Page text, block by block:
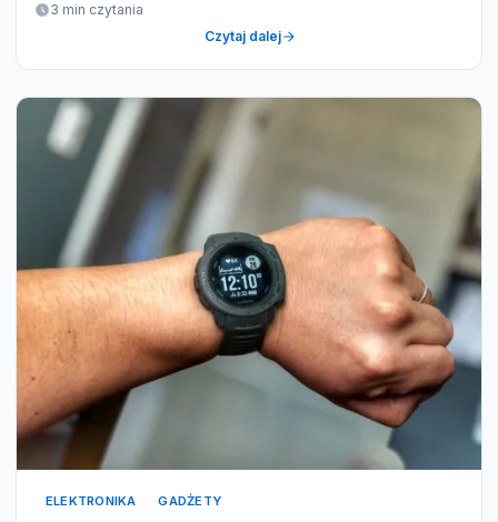
3 min czytania
Czytaj dalej
ELEKTRONIKA GADŻETY